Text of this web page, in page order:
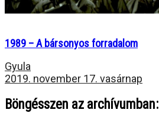
1989 – A bársonyos forradalom
Gyula
2019. november 17. vasárnap
Böngésszen az archívumban: